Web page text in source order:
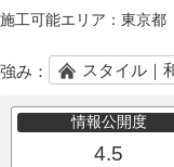
施工可能エリア： 東京都
強み： スタイル｜
情報公開度
4.5